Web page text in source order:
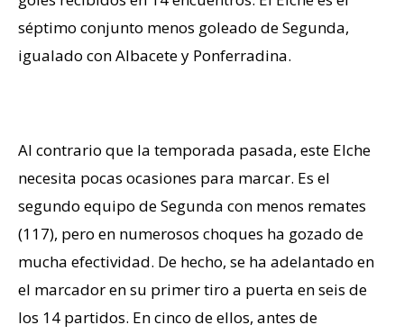
séptimo conjunto menos goleado de Segunda,
igualado con Albacete y Ponferradina.
Al contrario que la temporada pasada, este Elche
necesita pocas ocasiones para marcar. Es el
segundo equipo de Segunda con menos remates
(117), pero en numerosos choques ha gozado de
mucha efectividad. De hecho, se ha adelantado en
el marcador en su primer tiro a puerta en seis de
los 14 partidos. En cinco de ellos, antes de